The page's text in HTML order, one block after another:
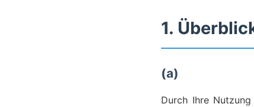
1.
(a)
Durch Ihre